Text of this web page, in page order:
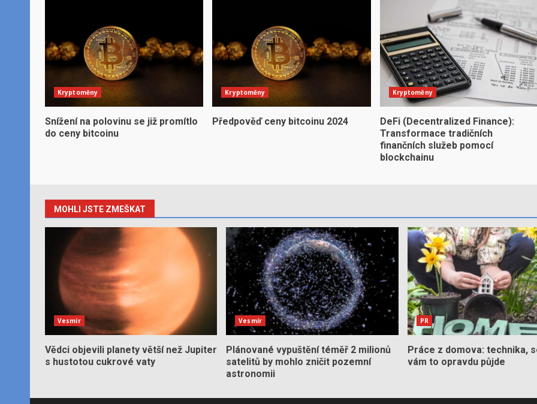
Kryptoměny
Snížení na polovinu se již promítlo
do ceny bitcoinu
Kryptoměny
Předpověď ceny bitcoinu 2024
Kryptoměny
DeFi (Decentralized Finance):
Transformace tradičních
finančních služeb pomocí
blockchainu
MOHLI JSTE ZMEŠKAT
Vesmír
Vědci objevili planety větší než Jupiter
s hustotou cukrové vaty
Vesmír
Plánované vypuštění téměř 2 milionů
satelitů by mohlo zničit pozemní
astronomii
PR
Práce z domova: technika,
vám to opravdu půjde